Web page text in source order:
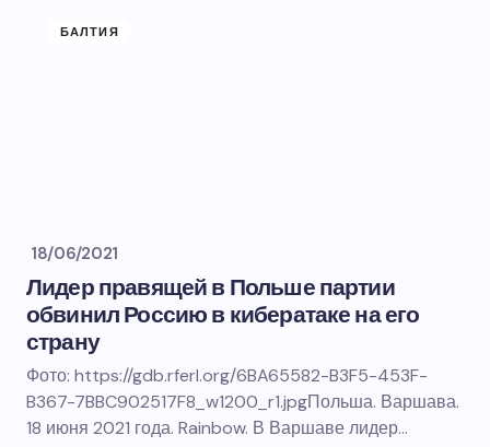
БАЛТИЯ
18/06/2021
Лидер правящей в Польше партии
обвинил Россию в кибератаке на его
страну
Фото: https://gdb.rferl.org/6BA65582-B3F5-453F-
B367-7BBC902517F8_w1200_r1.jpgПольша. Варшава.
18 июня 2021 года. Rainbow. В Варшаве лидер…